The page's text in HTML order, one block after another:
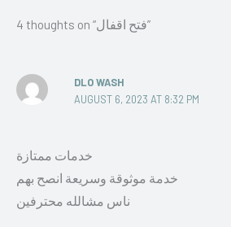
4 thoughts on “فتح اقفال”
DLO WASH
AUGUST 6, 2023 AT 8:32 PM
خدمات ممتازة
خدمة موثوقة وسريعة انصح بهم
ناس مشالله محترفين